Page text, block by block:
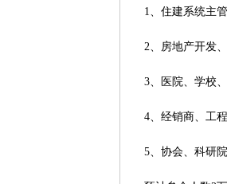
1、住建系统主
2、房地产开发
3、医院、学校
4、经销商、工
5、协会、科研